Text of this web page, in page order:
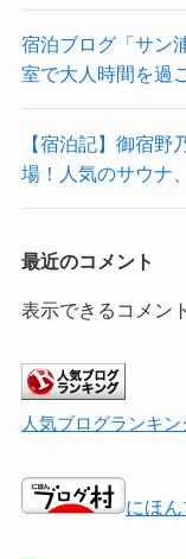
宿泊ブログ「サン
室で大人時間を過
【宿泊記】御宿
場！人気のサウナ
最近のコメント
表示できるコメン
人気ブログランキン
にほ